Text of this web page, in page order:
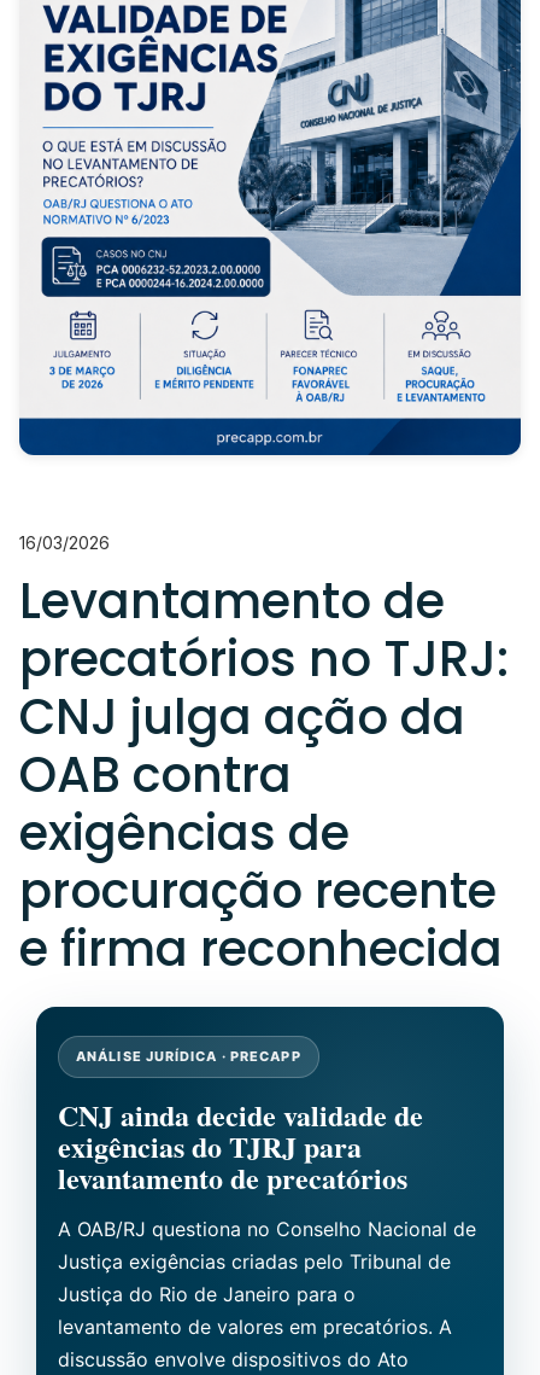
16/03/2026
Levantamento de
precatórios no TJRJ:
CNJ julga ação da
OAB contra
exigências de
procuração recente
e firma reconhecida
ANÁLISE JURÍDICA · PRECAPP
CNJ ainda decide validade de
exigências do TJRJ para
levantamento de precatórios
A OAB/RJ questiona no Conselho Nacional de
Justiça exigências criadas pelo Tribunal de
Justiça do Rio de Janeiro para o
levantamento de valores em precatórios. A
discussão envolve dispositivos do Ato